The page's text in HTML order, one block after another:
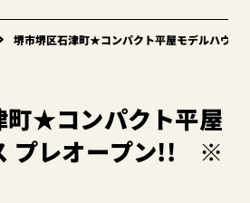
堺市堺区石津町★コンパクト平屋モデルハウ
町★コンパクト平屋
プレオープン!! ※